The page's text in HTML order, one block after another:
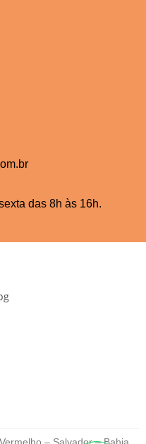
das 8h às 16h.
– Salvador – Bahia